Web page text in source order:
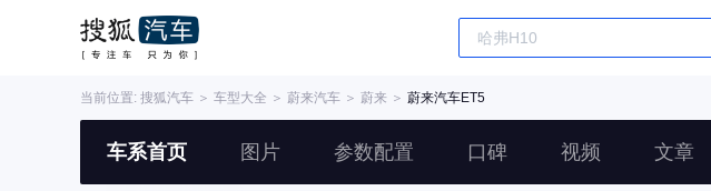
当前位置: 搜狐汽车 ＞ 车型大全 ＞ 蔚来汽车 ＞ 蔚来 ＞ 蔚来汽车ET5
车系首页 图片 参数配置 口碑 视频 文章